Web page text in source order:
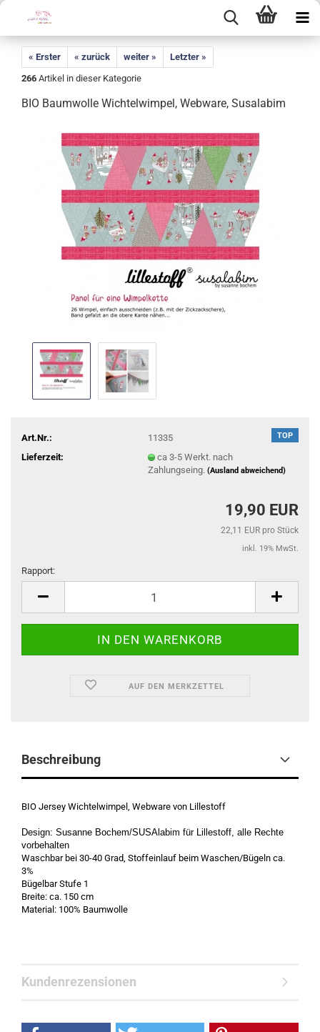
« Erster « zurück weiter »
Letzter »
266 Artikel in dieser Kategorie
BIO Baumwolle Wichtelwimpel, Webware, Susalabim
TOP
Art.Nr.:
11335
Lieferzeit:
ca 3-5 Werkt. nach
Zahlungseing. (Ausland abweichend)
19,90 EUR
22,11 EUR pro Stück
inkl. 19% MwSt.
Rapport:
AUF DEN MERKZETTEL
Beschreibung
BIO Jersey Wichtelwimpel, Webware von Lillestoff
Design: Susanne Bochem/SUSAlabim für Lillestoff, alle Rechte
vorbehalten
Waschbar bei 30-40 Grad, Stoffeinlauf beim Waschen/Bügeln ca.
3%
Bügelbar Stufe 1
Breite: ca. 150 cm
Material: 100% Baumwolle
Kundenrezensionen